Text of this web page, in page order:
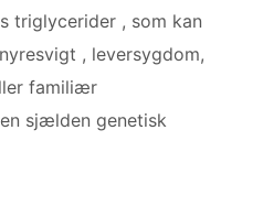
triglycerider , som kan
, leversygdom,
familiær
sjælden genetisk